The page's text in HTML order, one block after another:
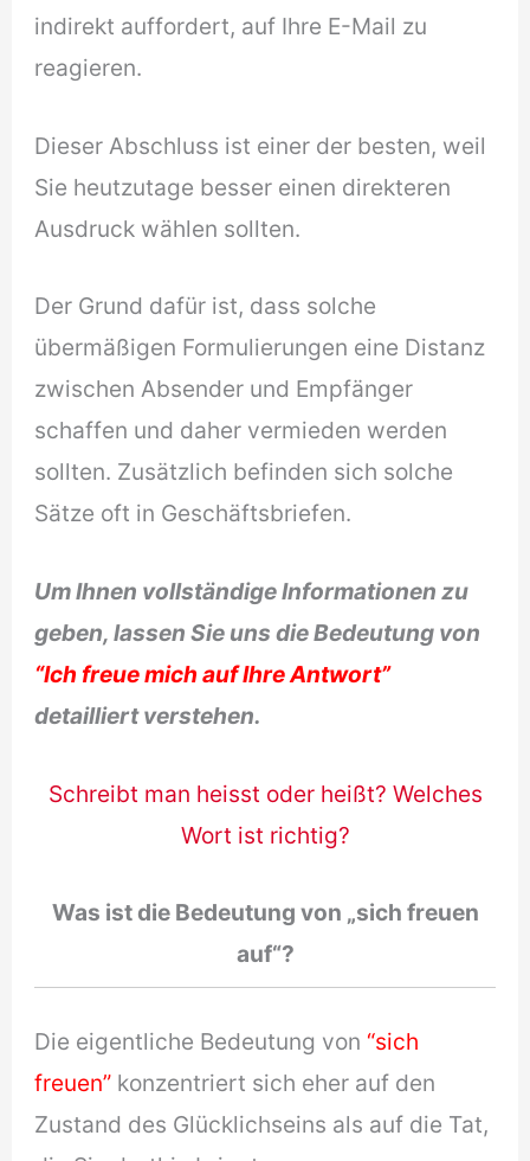
indirekt auffordert, auf Ihre E-Mail zu
reagieren.
Dieser Abschluss ist einer der besten, weil
Sie heutzutage besser einen direkteren
Ausdruck wählen sollten.
Der Grund dafür ist, dass solche
übermäßigen Formulierungen eine Distanz
zwischen Absender und Empfänger
schaffen und daher vermieden werden
sollten. Zusätzlich befinden sich solche
Sätze oft in Geschäftsbriefen.
Um Ihnen vollständige Informationen zu
geben, lassen Sie uns die Bedeutung von
“Ich freue mich auf Ihre Antwort”
detailliert verstehen.
Schreibt man heisst oder heißt? Welches
Wort ist richtig?
Was ist die Bedeutung von „sich freuen
auf“?
Die eigentliche Bedeutung von “sich
freuen” konzentriert sich eher auf den
Zustand des Glücklichseins als auf die Tat,